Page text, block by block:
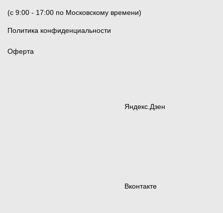
(c 9:00 - 17:00 по Московскому времени)
Политика конфиденциальности
Оферта
Яндекс.Дзен
Вконтакте